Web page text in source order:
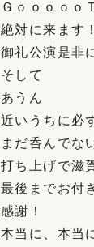
Ｇｏｏｏｏｏ
絶対に来ます！
御礼公演是非
そして
あうん
近いうちに必
まだ呑んでな
打ち上げで滋
最後までお付
感謝！
本当に、本当